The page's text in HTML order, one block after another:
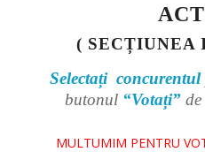
(
Selectați concurentul
butonul “Votați”de
MULTUMIM PENTRU